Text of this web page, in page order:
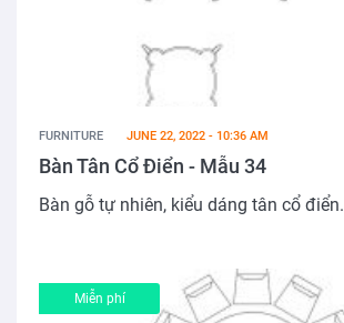
FURNITURE JUNE 22, 2022 - 10:36 AM
Bàn Tân Cổ Điển - Mẫu 34
Bàn gỗ tự nhiên, kiểu dáng tân cổ điển.
Miễn phí